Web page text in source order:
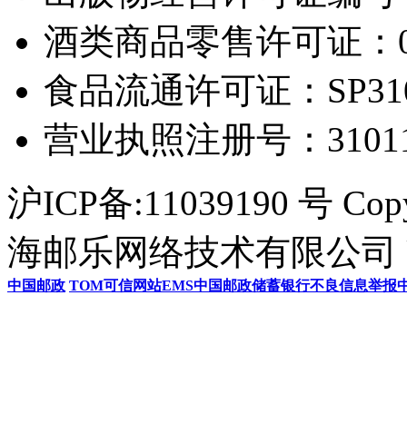
酒类商品零售许可证：
食品流通许可证：
营业执照注册号：
沪ICP备:11039190 号
海邮乐网络技术有限公司
中国邮政 TOM可信网站EMS中国邮政储蓄银行不良信息举报